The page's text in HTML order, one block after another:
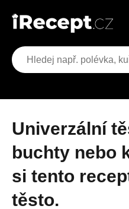
Univerzální těsto na pizzu,
buchty nebo
si tento
těsto.